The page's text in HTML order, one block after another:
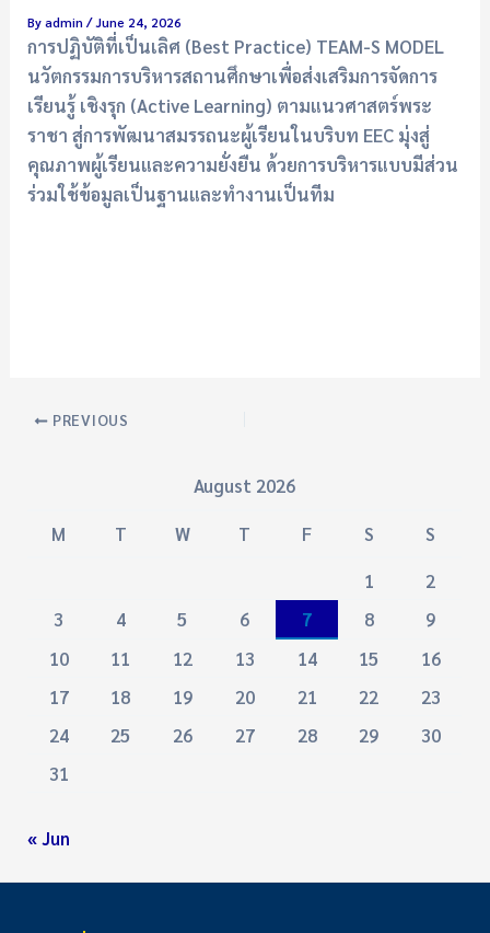
Byadmin/June 24, 2026
การปฏิบัติที่เป็นเลิศ (Best Practice) TEAM-S MODEL
นวัตกรรมการบริหารสถานศึกษาเพื่อส่งเสริมการจัดการ
เรียนรู้ เชิงรุก (Active Learning) ตามแนวศาสตร์พระ
ราชา สู่การพัฒนาสมรรถนะผู้เรียนในบริบท EEC มุ่งสู่
คุณภาพผู้เรียนและความยั่งยืน ด้วยการบริหารแบบมีส่วน
ร่วมใช้ข้อมูลเป็นฐานและทำงานเป็นทีม
PREVIOUS
August 2026
M
T W T F S
S
1
2
3
4 5 6 7 8
9
10
11 12 13 14 15
16
17
18 19 20 21 22
23
24
25 26 27 28 29
30
31
« Jun